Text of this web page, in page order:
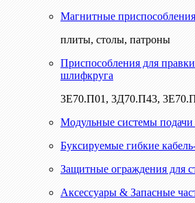
Магнитные приспособления
плиты, столы, патроны
Приспособления для
шлифкруга
3Е70.П01, 3Д70.П43,
Модульные системы
Буксируемые гибкие
Защитные ограждения для
Аксессуары & Запасные